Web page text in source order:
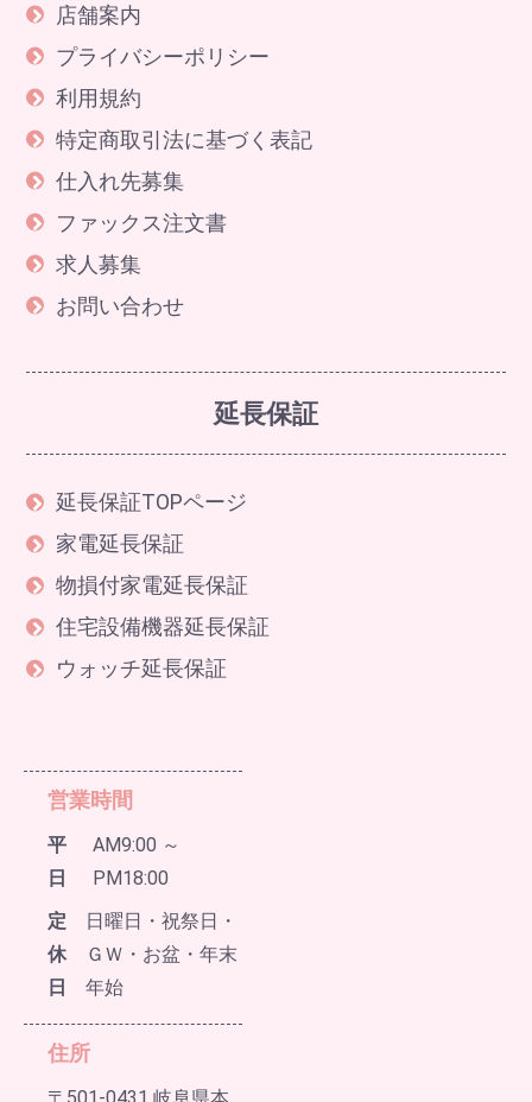
店舗案内
プライバシーポリシー
利用規約
特定商取引法に基づく表記
仕入れ先募集
ファックス注文書
求人募集
お問い合わせ
延長保証
延長保証TOPページ
家電延長保証
物損付家電延長保証
住宅設備機器延長保証
ウォッチ延長保証
営業時間
平
日
AM9:00 ～
PM18:00
定
休
日
日曜日・祝祭日・
ＧＷ・お盆・年末
年始
住所